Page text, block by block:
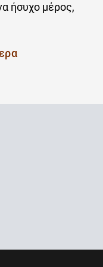
ήσυχο μέρος,